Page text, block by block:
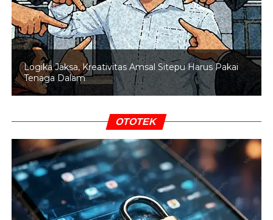
Syarat Perpanjangan SIM
Untuk melakukan perpanjangan SIM A atau SIM C
melalui layanan SIM Keliling, masyarakat perlu
menyiapkan beberapa dokumen berikut:
Fotokopi KTP yang masih berlaku
Fotokopi SIM lama dan SIM asli
BACA JUGA Polda Metro Jaya Pastikan
Keamanan Jakarta dengan Patroli Skala Besar
Bukti cek kesehatan
Logika Jaksa, Kreativitas Amsal Sitepu Harus Pakai
Tenaga Dalam
OTOTEK